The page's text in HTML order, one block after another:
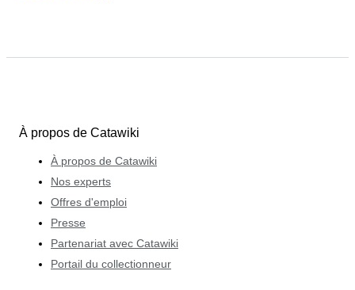
À propos de Catawiki
À propos de Catawiki
Nos experts
Offres d'emploi
Presse
Partenariat avec Catawiki
Portail du collectionneur